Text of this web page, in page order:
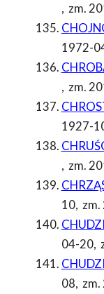
, zm.
1972-
, zm.
1927-
, zm.
10,
04-20,
08,